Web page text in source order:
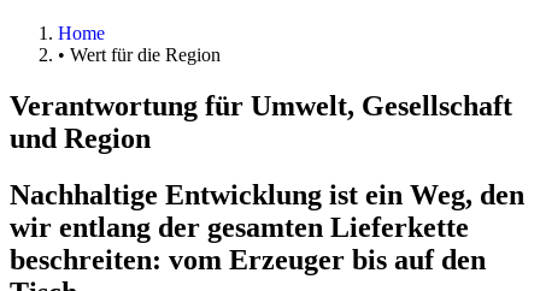
Home
• Wert für die Region
Verantwortung für Umwelt, Gesellschaft
und Region
Nachhaltige Entwicklung ist ein Weg, den
wir entlang der gesamten Lieferkette
beschreiten: vom Erzeuger bis auf den